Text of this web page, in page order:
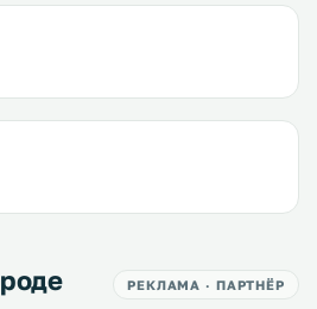
РЕКЛАМА · ПАРТНЁР